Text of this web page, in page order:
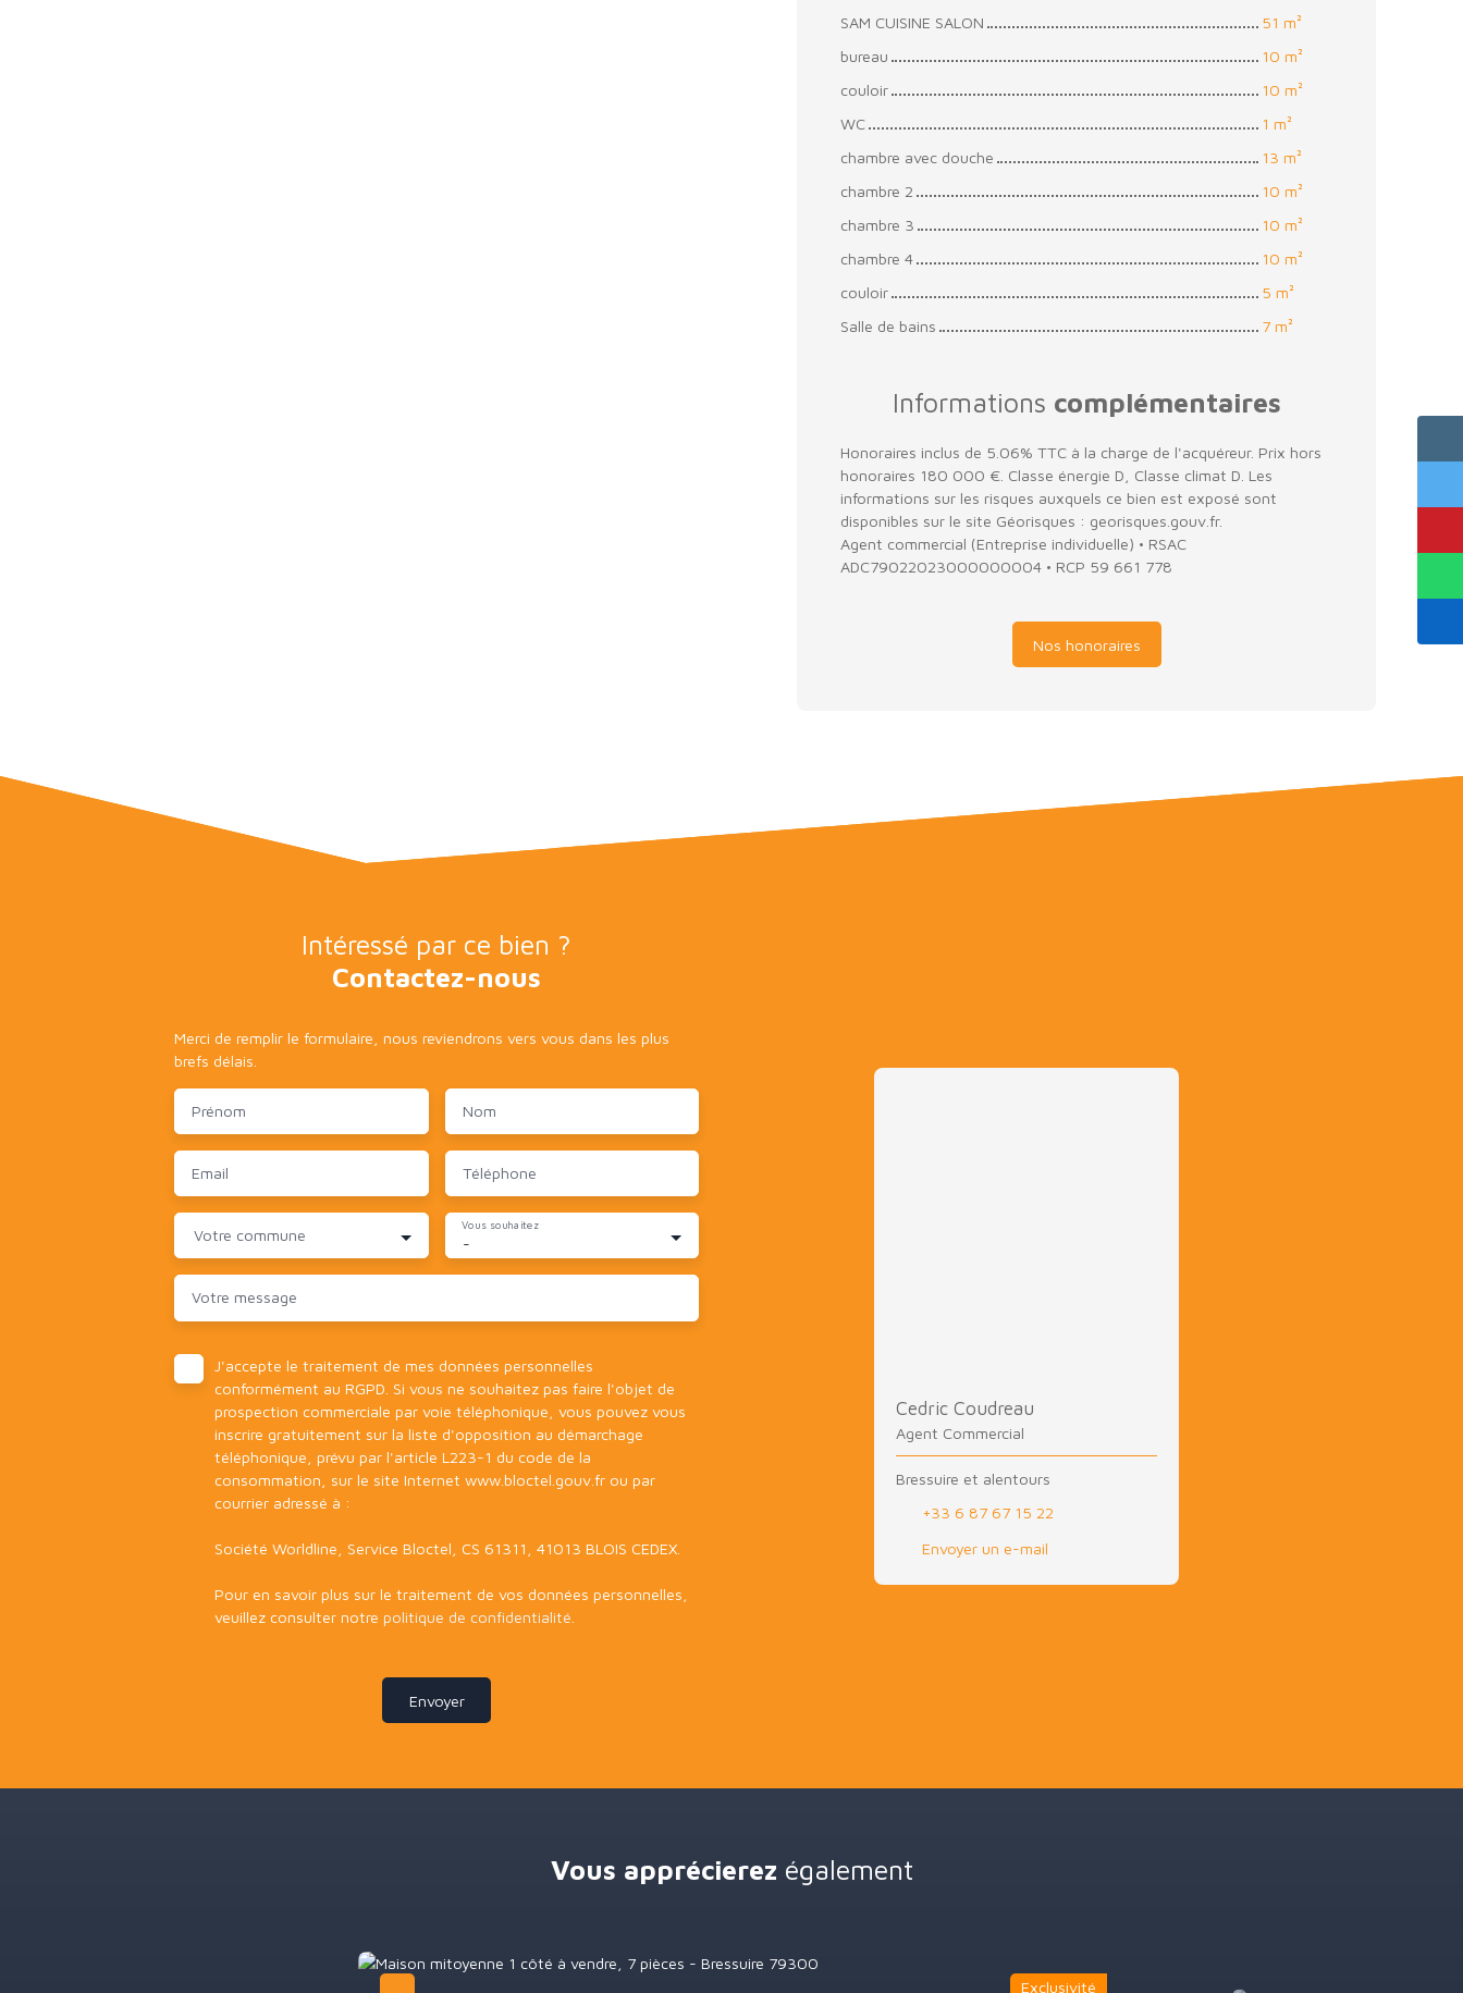
SAM CUISINE SALON
51 m²
bureau
10 m²
couloir
10 m²
WC
1 m²
chambre avec douche
13 m²
chambre 2
10 m²
chambre 3
10 m²
chambre 4
10 m²
couloir
5 m²
Salle de bains
7 m²
Informations complémentaires
Honoraires inclus de 5.06% TTC à la charge de l'acquéreur. Prix hors
honoraires 180 000 €. Classe énergie D, Classe climat D. Les
informations sur les risques auxquels ce bien est exposé sont
disponibles sur le site Géorisques : georisques.gouv.fr.
Agent commercial (Entreprise individuelle) • RSAC
ADC79022023000000004 • RCP 59 661 778
Nos honoraires
Intéressé par ce bien ?
Contactez-nous
Merci de remplir le formulaire, nous reviendrons vers vous dans les plus
brefs délais.
Prénom Nom
Email Téléphone
Votre commune -
Vous souhaitez
Votre message
J'accepte le traitement de mes données personnelles
conformément au RGPD. Si vous ne souhaitez pas faire l'objet de
prospection commerciale par voie téléphonique, vous pouvez vous
inscrire gratuitement sur la liste d'opposition au démarchage
téléphonique, prévu par l'article L223-1 du code de la
consommation, sur le site Internet www.bloctel.gouv.fr ou par
courrier adressé à :
Société Worldline, Service Bloctel, CS 61311, 41013 BLOIS CEDEX.
Pour en savoir plus sur le traitement de vos données personnelles,
veuillez consulter notre politique de confidentialité
Envoyer
Cedric Coudreau
Agent Commercial
Bressuire et alentours
+33 6 87 67 15 22
Envoyer un e-mail
Vous apprécierez également
Exclusivité